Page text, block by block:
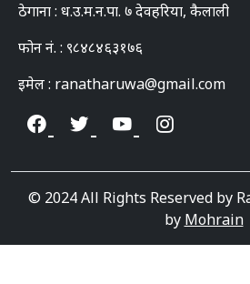
ठेगाना : ध.उ.म.न.पा. ७ देवहरिया, कैलाली
फोन नं. : ९८४८४६३१७६
इमेल : ranatharuwa@gmail.com
© 2024 All Rights Reserved by
by Mohrain